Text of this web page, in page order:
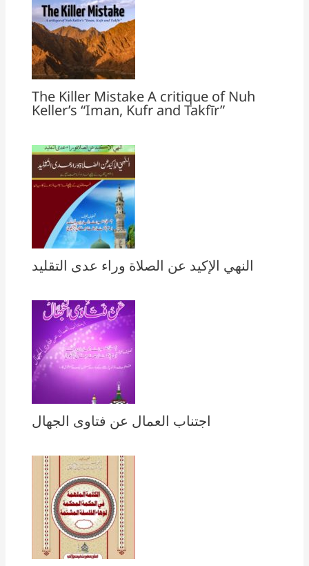
The Killer Mistake A critique of Nuh
Keller’s “Iman, Kufr and Takfīr”
النهي الإكيد عن الصلاة وراء عدى التقليد
اجتناب العمال عن فتاوى الجهال